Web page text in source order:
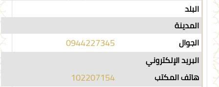
البلد
المدينة
الجوال
0944227345
البريد الإلكتروني
هاتف المكتب
102207154